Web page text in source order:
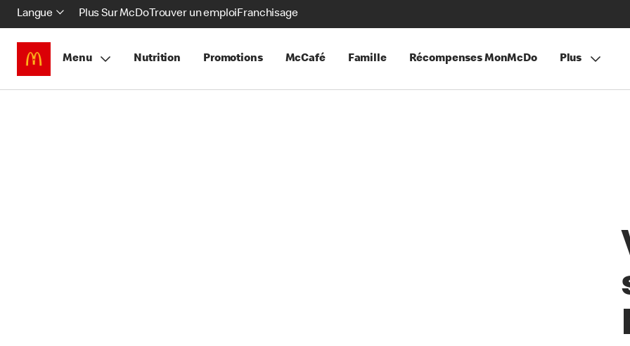
Langue Plus Sur McDoTrouver un emploiFranchisage
Menu Nutrition Promotions McCafé Famille Récompenses MonMcDo Plus